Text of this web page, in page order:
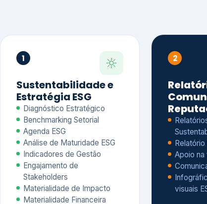
1
Sustentabilidade e
Estratégia ESG
Diagnóstico Estratégico
Benchmarking Setorial
Agenda ESG
Análise de Maturidade ESG
Indicadores de Gestão
Engajamento de
Stakeholders
Materialidade de Impacto
Materialidade Financeira
2
Relatório
Apoio
visuais